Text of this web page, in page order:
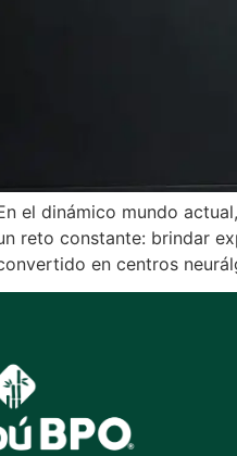
el dinámico mundo
reto constante: brindar
en centros